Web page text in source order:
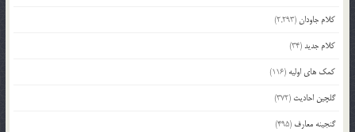
کلام جاودان(2,293)
کلام جدید(34)
کمک های اولیه (116)
گلچین احادیث (372)
گنجینه معارف (495)